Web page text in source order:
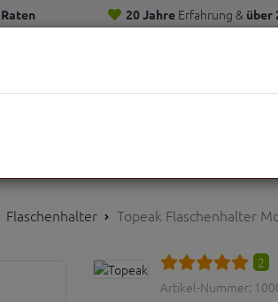
20 JahreErfahrung & über
Kunden
Flaschenhalter Topeak Flaschenhalter
2
Artikel-Nummer: